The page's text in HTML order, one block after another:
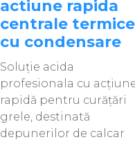
actiune rapida
centrale termice
cu condensare
Soluție acida
profesionala cu
rapidă pentru curățări
grele, destinată
depunerilor de calcar